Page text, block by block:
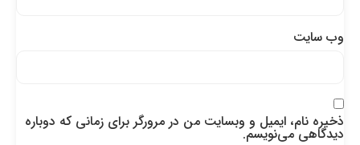
وب‌ سایت
ذخیره نام، ایمیل و وبسایت من در مرورگر برای زمانی که دوباره
دیدگاهی می‌نویسم.